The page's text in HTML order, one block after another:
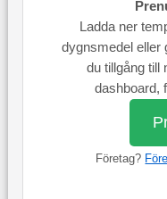
Ladda ner
dygnsmedel eller
du tillgång till
dashboard,
Företag?